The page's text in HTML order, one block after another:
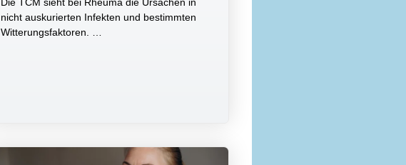
nicht auskurierten Infekten und bestimmten
Witterungsfaktoren. …